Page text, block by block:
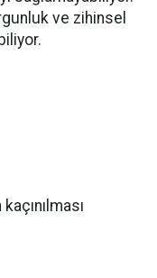
ve zihinsel